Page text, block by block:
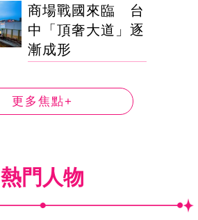
商場戰國來臨 台
中「頂奢大道」逐
漸成形
更多焦點+
熱門人物